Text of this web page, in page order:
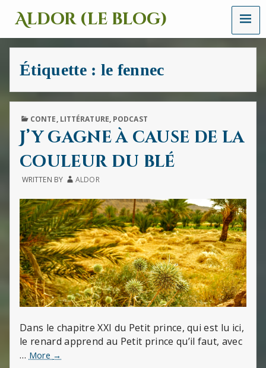
Aldor (le blog)
Un
site
avec
des
des
images
et
des
sons
MENU
Étiquette : le fennec
PUBLISHED
CONTE, LITTÉRATURE, PODCAST
J’y gagne à cause de la
couleur du blé
WRITTEN BY ALDOR
Dans le chapitre XXI du Petit prince, qui est lu ici,
le renard apprend au Petit prince qu’il faut, avec
… More
J’y
→